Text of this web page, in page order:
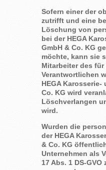
Sofern einer der
zutrifft und eine
Löschung von
bei der HEGA
GmbH & Co. KG
möchte, kann sie
Mitarbeiter des für
Verantwortlichen
HEGA
Co. KG wird
Löschverlangen
wird.
Wurden die
der HEGA
& Co. KG
Unternehmen als
17 Abs. 1 DS-